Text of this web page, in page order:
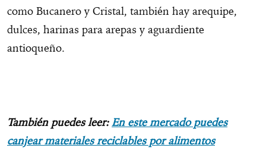
como Bucanero y Cristal, también hay arequipe,
dulces, harinas para arepas y aguardiente
antioqueño.
También puedes leer:En este mercado puedes
canjear materiales reciclables por alimentos